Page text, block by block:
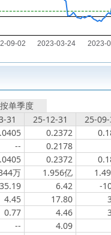
按单季度
31 25-12-31
25-
0.2372
--
0.2178
0.2372
万 1.956亿
35.19 6.42
-
4.45 17.80
0.77 4.46
--
4.09